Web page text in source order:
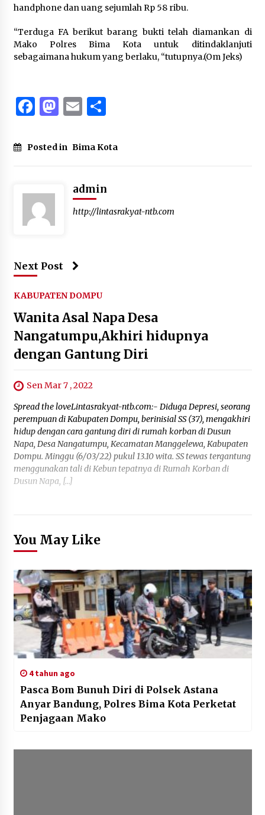
handphone dan uang sejumlah Rp 58 ribu.
“Terduga FA berikut barang bukti telah diamankan di
Mako Polres Bima Kota untuk ditindaklanjuti
sebagaimana hukum yang berlaku, “tutupnya.(Om Jeks)
Facebook
Mastodon
EmailShare
Posted in Bima Kota
admin
http://lintasrakyat-ntb.com
Next Post
KABUPATEN DOMPU
Wanita Asal Napa Desa
Nangatumpu,Akhiri hidupnya
dengan Gantung Diri
Sen Mar 7 , 2022
Spread the loveLintasrakyat-ntb.com:- Diduga Depresi, seorang
perempuan di Kabupaten Dompu, berinisial SS (37), mengakhiri
hidup dengan cara gantung diri di rumah korban di Dusun
Napa, Desa Nangatumpu, Kecamatan Manggelewa, Kabupaten
Dompu. Minggu (6/03/22) pukul 13.10 wita. SS tewas tergantung
menggunakan tali di Kebun tepatnya di Rumah Korban di
Dusun Napa, […]
You May Like
4 tahun ago
Pasca Bom Bunuh Diri di Polsek Astana
Anyar Bandung, Polres Bima Kota Perketat
Penjagaan Mako